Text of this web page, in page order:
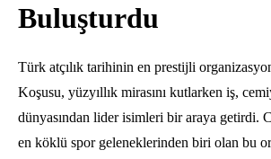
Buluşturdu
Türk atçılık tarihinin en prestijli
Koşusu, yüzyıllık mirasını kutlarken iş,
dünyasından lider isimleri bir araya getirdi.
en köklü spor geleneklerinden biri olan bu